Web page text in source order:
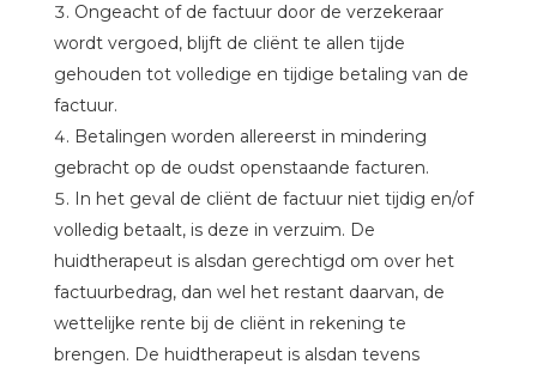
Ongeacht of de factuur door de verzekeraar
wordt vergoed, blijft de cliënt te allen tijde
gehouden tot volledige en tijdige betaling van de
factuur.
Betalingen worden allereerst in mindering
gebracht op de oudst openstaande facturen.
In het geval de cliënt de factuur niet tijdig en/of
volledig betaalt, is deze in verzuim. De
huidtherapeut is alsdan gerechtigd om over het
factuurbedrag, dan wel het restant daarvan, de
wettelijke rente bij de cliënt in rekening te
brengen. De huidtherapeut is alsdan tevens